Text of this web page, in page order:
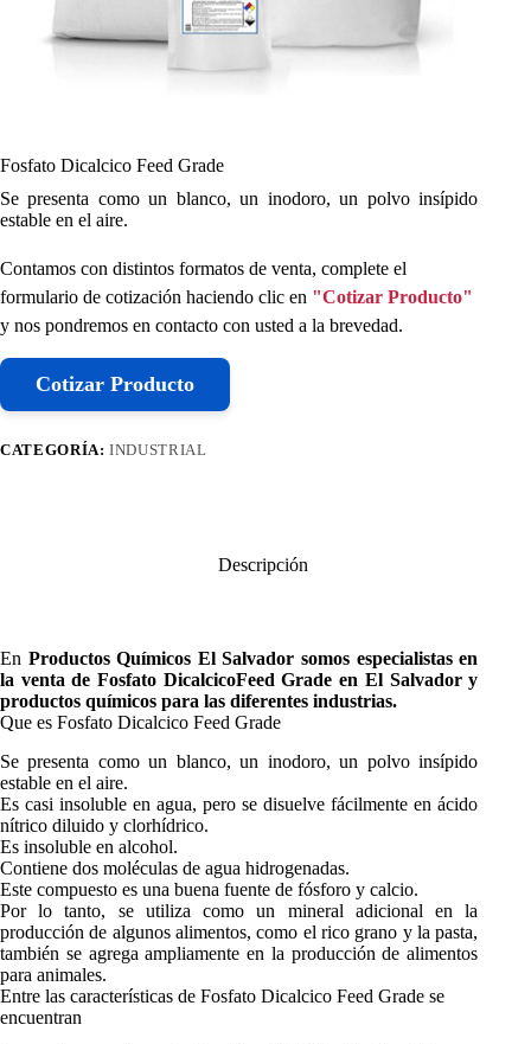
Fosfato Dicalcico Feed Grade
Se presenta como un blanco, un inodoro, un polvo insípido
estable en el aire.
Contamos con distintos formatos de venta, complete el
formulario de cotización haciendo clic en "Cotizar Producto"
y nos pondremos en contacto con usted a la brevedad.
Cotizar Producto
CATEGORÍA:INDUSTRIAL
Descripción
En Productos Químicos El Salvador somos especialistas en
la venta deFosfato DicalcicoFeed Gradeen El Salvador y
productos químicos para las diferentes industrias.
Que es Fosfato Dicalcico Feed Grade
Se presenta como un blanco, un inodoro, un polvo insípido
estable en el aire.
Es casi insoluble en agua, pero se disuelve fácilmente en ácido
nítrico diluido y clorhídrico.
Es insoluble en alcohol.
Contiene dos moléculas de agua hidrogenadas.
Este compuesto es una buena fuente de fósforo y calcio.
Por lo tanto, se utiliza como un mineral adicional en la
producción de algunos alimentos, como el rico grano y la pasta,
también se agrega ampliamente en la producción de alimentos
para animales.
Entre las características de Fosfato Dicalcico Feed Grade se
encuentran